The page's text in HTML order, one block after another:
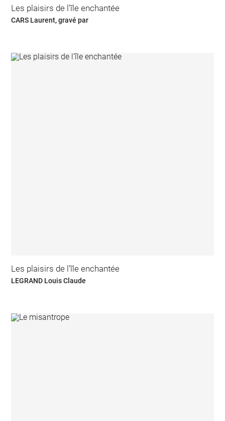
Les plaisirs de l'île enchantée
CARS Laurent, gravé par
Les plaisirs de l'île enchantée
LEGRAND Louis Claude